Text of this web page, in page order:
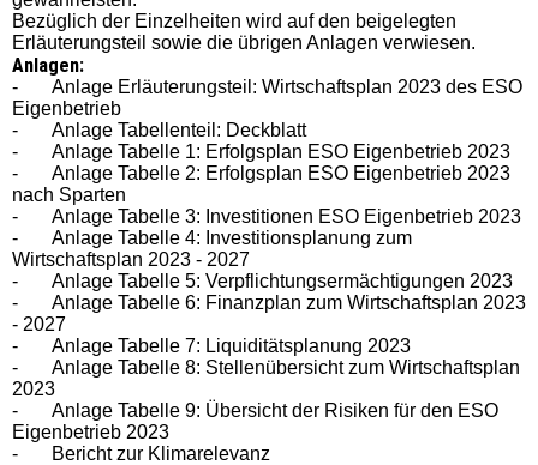
Bezüglich der Einzelheiten wird auf den beigelegten
Erläuterungsteil sowie die übrigen Anlagen verwiesen.
Anlagen:
-
Anlage Erläuterungsteil: Wirtschaftsplan 2023 des ESO
Eigenbetrieb
-
Anlage Tabellenteil: Deckblatt
-
Anlage Tabelle 1: Erfolgsplan ESO Eigenbetrieb 2023
-
Anlage Tabelle 2: Erfolgsplan ESO Eigenbetrieb 2023
nach Sparten
-
Anlage Tabelle 3: Investitionen ESO Eigenbetrieb 2023
-
Anlage Tabelle 4: Investitionsplanung zum
Wirtschaftsplan 2023 - 2027
-
Anlage Tabelle 5: Verpflichtungsermächtigungen 2023
-
Anlage Tabelle 6: Finanzplan zum Wirtschaftsplan 2023
- 2027
-
Anlage Tabelle 7: Liquiditätsplanung 2023
-
Anlage Tabelle 8: Stellenübersicht zum Wirtschaftsplan
2023
-
Anlage Tabelle 9: Übersicht der Risiken für den ESO
Eigenbetrieb 2023
-
Bericht zur Klimarelevanz